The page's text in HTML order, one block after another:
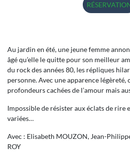
Au jardin en été, une jeune femme
âgé qu’elle le quitte pour son meilleur
du rock des années 80, les répliques
personne. Avec une apparence
profondeurs cachées de l’amour mais
Impossible de résister aux éclats de rire
variées…
Avec : Elisabeth MOUZON, Jean-
ROY